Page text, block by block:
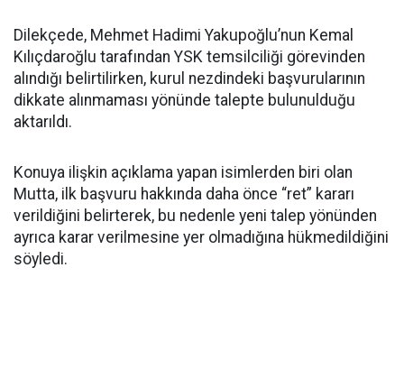
Dilekçede, Mehmet Hadimi Yakupoğlu’nun Kemal
Kılıçdaroğlu tarafından YSK temsilciliği görevinden
alındığı belirtilirken, kurul nezdindeki başvurularının
dikkate alınmaması yönünde talepte bulunulduğu
aktarıldı.
Konuya ilişkin açıklama yapan isimlerden biri olan
Mutta, ilk başvuru hakkında daha önce “ret” kararı
verildiğini belirterek, bu nedenle yeni talep yönünden
ayrıca karar verilmesine yer olmadığına hükmedildiğini
söyledi.